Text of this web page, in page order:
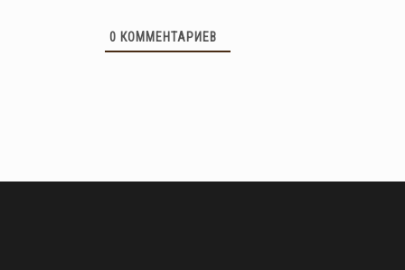
0 КОММЕНТАРИЕВ